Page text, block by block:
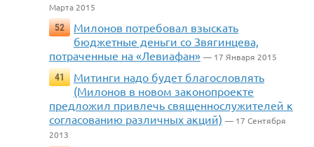
Марта 2015
52
Милонов потребовал взыскать
бюджетные деньги со Звягинцева,
потраченные на «Левиафан» — 17 Января 2015
41
Митинги надо будет благословлять
(Милонов в новом законопроекте
предложил привлечь священнослужителей к
согласованию различных акций) — 17 Сентября
2013